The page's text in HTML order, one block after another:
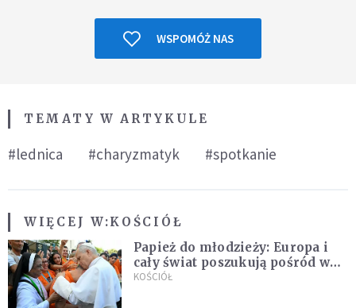
WSPOMÓŻ NAS
TEMATY W ARTYKULE
#lednica #charyzmatyk #spotkanie
WIĘCEJ W:KOŚCIÓŁ
Papież do młodzieży: Europa i
cały świat poszukują pośród was
nowych świętych
KOŚCIÓŁ